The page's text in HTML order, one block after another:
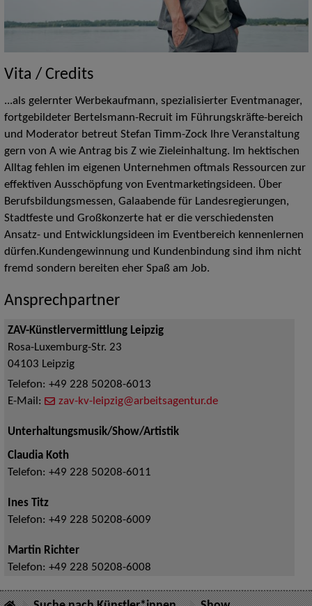
Vita / Credits
...als gelernter Werbekaufmann, spezialisierter Eventmanager,
fortgebildeter Bertelsmann-Recruit im Führungskräfte-bereich
und Moderator betreut Stefan Timm-Zock Ihre Veranstaltung
gern von A wie Antrag bis Z wie Zieleinhaltung. Im hektischen
Alltag fehlen im eigenen Unternehmen oftmals Ressourcen zur
effektiven Ausschöpfung von Eventmarketingsideen. Über
Berufsbildungsmessen, Galaabende für Landesregierungen,
Stadtfeste und Großkonzerte hat er die verschiedensten
Ansatz- und Entwicklungsideen im Eventbereich kennenlernen
dürfen.Kundengewinnung und Kundenbindung sind ihm nicht
fremd sondern bereiten eher Spaß am Job.
Ansprechpartner
ZAV-Künstlervermittlung Leipzig
Rosa-Luxemburg-Str. 23
04103 Leipzig
Telefon: +49 228 50208-6013
E-Mail:
zav-kv-leipzig@arbeitsagentur.de
Unterhaltungsmusik/Show/Artistik
Claudia Koth
Telefon: +49 228 50208-6011
Ines Titz
Telefon: +49 228 50208-6009
Martin Richter
Telefon: +49 228 50208-6008